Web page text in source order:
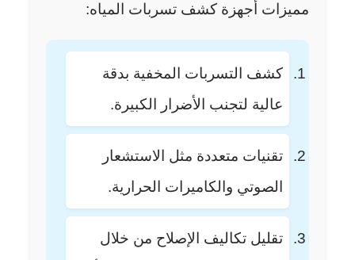
مميزات أجهزة كشف تسربات المياه:
كشف التسربات المخفية بدقة
عالية لتجنب الأضرار الكبيرة.
تقنيات متعددة مثل الاستشعار
الصوتي والكاميرات الحرارية.
تقليل تكاليف الإصلاح من خلال